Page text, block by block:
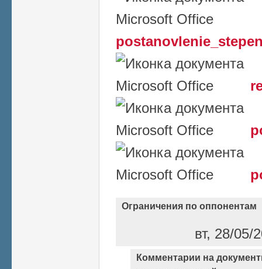
Ограничения по оппонентам
вт, 28/05/
Комментарии на